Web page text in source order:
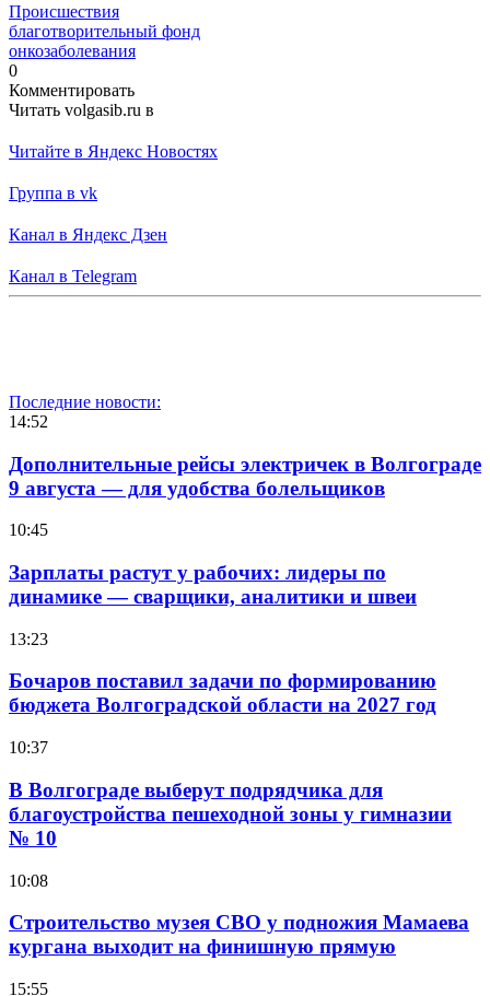
Происшествия
благотворительный фонд
онкозаболевания
0
Комментировать
Читать volgasib.ru в
Читайте в Яндекс Новостях
Группа в vk
Канал в Яндекс Дзен
Канал в Telegram
Последние новости:
14:52
Дополнительные рейсы электричек в Волгограде
9 августа — для удобства болельщиков
10:45
Зарплаты растут у рабочих: лидеры по
динамике — сварщики, аналитики и швеи
13:23
Бочаров поставил задачи по формированию
бюджета Волгоградской области на 2027 год
10:37
В Волгограде выберут подрядчика для
благоустройства пешеходной зоны у гимназии
№ 10
10:08
Строительство музея СВО у подножия Мамаева
кургана выходит на финишную прямую
15:55